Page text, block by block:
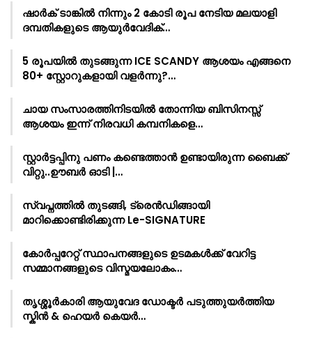
ഷാർക്‌ ടാങ്കിൽ നിന്നും 2 കോടി രൂപ നേടിയ മലയാളി
ദമ്പതികളുടെ ആയുർവേദിക്…
5 രൂപയിൽ തുടങ്ങുന്ന ICE SCANDY ആശയം എങ്ങനെ
80+ സ്റ്റോറുകളായി വളർന്നു?…
ചായ സംസാരത്തിനിടയിൽ തോന്നിയ ബിസിനസ്സ്
ആശയം ഇന്ന് നിരവധി കമ്പനികളെ…
സ്റ്റാർട്ടപ്പിനു പണം കണ്ടെത്താൻ ഉണ്ടായിരുന്ന ബൈക്ക്
വിറ്റു..ഊബർ ഓടി |…
സ്വപ്നത്തിൽ തുടങ്ങി, ട്രെൻഡിങ്ങായി
മാറിക്കൊണ്ടിരിക്കുന്ന Le-SIGNATURE
കോർപ്പറേറ്റ് സ്ഥാപനങ്ങളുടെ ഉടമകൾക്ക് വേറിട്ട
സമ്മാനങ്ങളുടെ വിസ്മയലോകം…
തൃശ്ശൂർകാരി ആയുവേദ ഡോക്ടർ പടുത്തുയർത്തിയ
സ്കിൻ & ഹെയർ കെയർ…